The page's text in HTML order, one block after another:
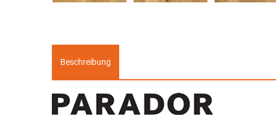
Beschreibung